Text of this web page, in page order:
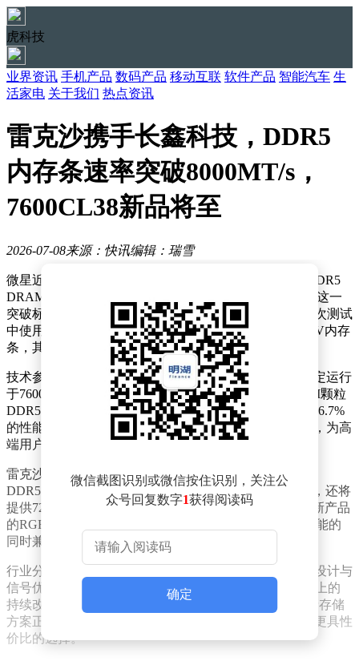
虎科技
业界资讯 手机产品 数码产品 移动互联 软件产品 智能汽车 生
活家电 关于我们 热点资讯
雷克沙携手长鑫科技，DDR5
内存条速率突破8000MT/s，
7600CL38新品将至
2026-07-08来源：快讯编辑：瑞雪
微星近日宣布，其在AMD平台上成功将基于长鑫科技DDR5
DRAM颗粒的内存模组运行速率提升至8000MT/s以上，这一
突破标志着国产存储技术迈入新阶段。据行业观察，此次测试
中使用的核心硬件为雷克沙（Lexar）LD5U16G76C38BV内存
条，其性能表现引发广泛关注。
技术参数显示，这款16GB单条内存可在1.40V电压下稳定运行
于7600MT/s频率，时序为CL38。相较于此前长鑫DRAM颗粒
DDR5内存普遍6000MT/s的标定频率，新方案实现了约26.7%
的性能跃升。CPU-Z实测数据进一步验证了其超频潜力，为高
端用户提供了新的硬件选择。
雷克沙同步披露了后续产品规划，即将推出THOR RGB
DDR5"雷神二代"系列内存。该系列除7600CL38规格外，还将
提供7200CL38版本，均采用16GB×2双通道套装设计。新产品
的RGB灯效系统与散热马甲经过重新设计，在保持高性能的
同时兼顾视觉效果与散热效率。
行业分析师指出，此次技术突破得益于微星在主板供电设计与
信号优化领域的积累，以及长鑫科技在DRAM颗粒制程上的
持续改进。随着AMD平台对高频内存支持的完善，国产存储
方案正逐步缩小与国际品牌的性能差距，为消费者提供更具性
价比的选择。
微信截图识别或微信按住识别，关注公
众号回复数字1获得阅读码
确定